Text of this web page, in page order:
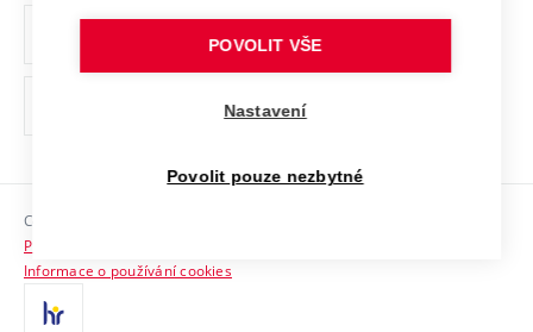
Ochrana osobních údajů
odkaz)
Sociální bezpečí
HR Award
Kontakty
Copyright © 2026 VUT
Prohlášení o přístupnosti
Informace o používání cookies
POVOLIT VŠE
Nastavení
Povolit pouze nezbytné